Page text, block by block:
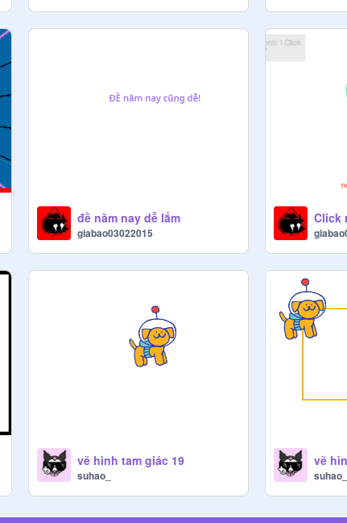
đề năm nay dễ lắm
giabao03022015
Click
vẽ hình tam giác 19
suhao_
vẽ
suhao_